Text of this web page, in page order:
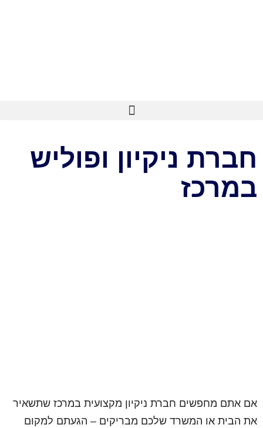
חברת ניקיון ופוליש
במרכז
אם אתם מחפשים חברת ניקיון מקצועית במרכז שתשאיר
את הבית או המשרד שלכם מבריקים – הגעתם למקום